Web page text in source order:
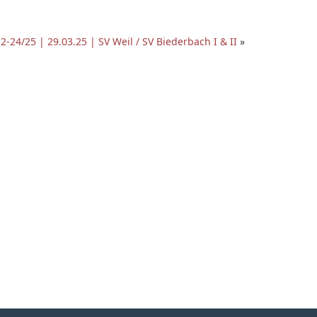
24/25 | 29.03.25 | SV Weil / SV Biederbach I & II »